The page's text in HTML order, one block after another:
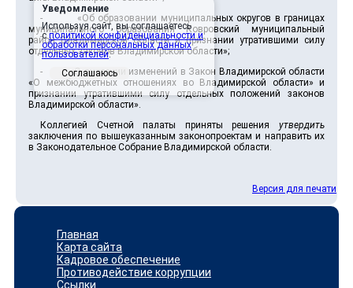
- «Об образовании муниципальных округов в границах
муниципального образования Ковровский муниципальный
район Владимирской области и признании утратившими силу
отдельных законов Владимирской области»;
- «О внесении изменений в Закон Владимирской области
«О межбюджетных отношениях во Владимирской области» и
признании утратившими силу отдельных положений законов
Владимирской области».
Коллегией Счетной палаты приняты решения утвердить
заключения по вышеуказанным законопроектам и направить их
в Законодательное Собрание Владимирской области.
Версия для печати
Главная
Карта сайта
Кадровое обеспечение
Противодействие коррупции
Ссылки
Уведомление
Используя сайт, вы соглашаетесь
сполитикой конфиденциальности и
обработки персональных данных
пользователей.
Соглашаюсь